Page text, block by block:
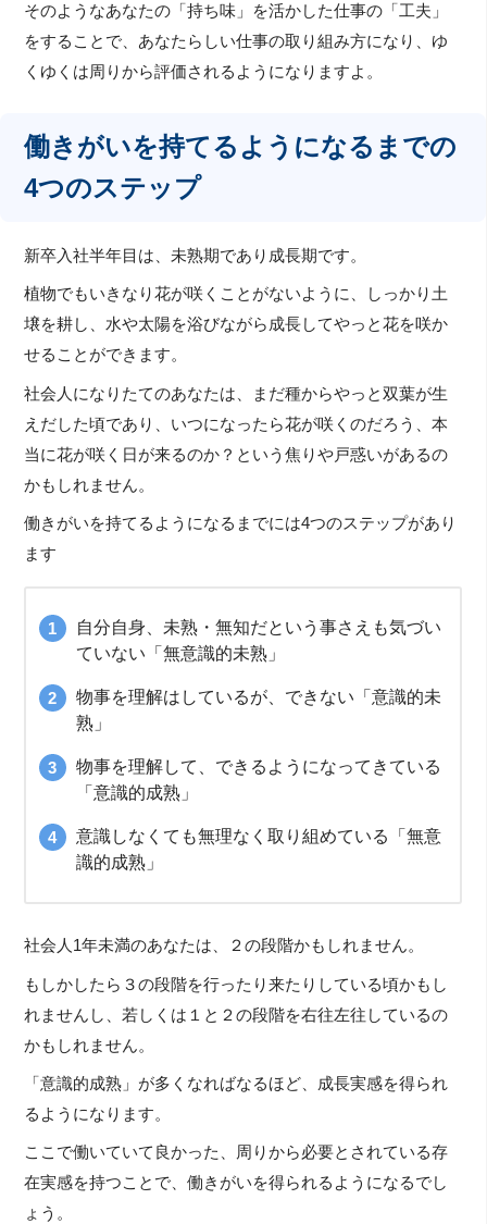
そのようなあなたの「持ち味」を活かした仕事の「工夫」
をすることで、あなたらしい仕事の取り組み方になり、ゆ
くゆくは周りから評価されるようになりますよ。
働きがいを持てるようになるまでの
4つのステップ
新卒入社半年目は、未熟期であり成長期です。
植物でもいきなり花が咲くことがないように、しっかり土
壌を耕し、水や太陽を浴びながら成長してやっと花を咲か
せることができます。
社会人になりたてのあなたは、まだ種からやっと双葉が生
えだした頃であり、いつになったら花が咲くのだろう、本
当に花が咲く日が来るのか？という焦りや戸惑いがあるの
かもしれません。
働きがいを持てるようになるまでには4つのステップがあり
ます
自分自身、未熟・無知だという事さえも気づい
ていない「無意識的未熟」
物事を理解はしているが、できない「意識的未
熟」
物事を理解して、できるようになってきている
「意識的成熟」
意識しなくても無理なく取り組めている「無意
識的成熟」
社会人1年未満のあなたは、２の段階かもしれません。
もしかしたら３の段階を行ったり来たりしている頃かもし
れませんし、若しくは１と２の段階を右往左往しているの
かもしれません。
「意識的成熟」が多くなればなるほど、成長実感を得られ
るようになります。
ここで働いていて良かった、周りから必要とされている存
在実感を持つことで、働きがいを得られるようになるでし
ょう。